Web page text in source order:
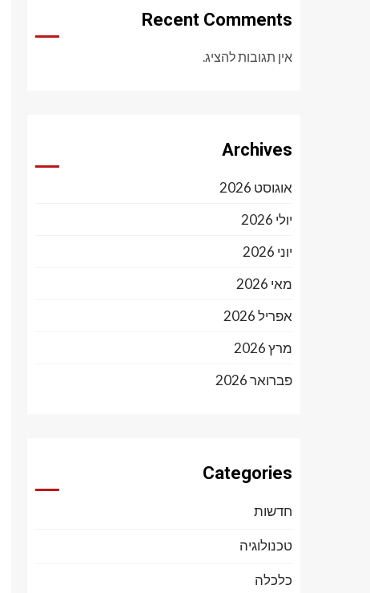
Recent Comments
אין תגובות להציג.
Archives
אוגוסט 2026
יולי 2026
יוני 2026
מאי 2026
אפריל 2026
מרץ 2026
פברואר 2026
Categories
חדשות
טכנולוגיה
כלכלה